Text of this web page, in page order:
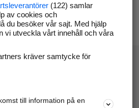
(122) samlar
av cookies och
du besöker vår sajt. Med hjälp
vi utveckla vårt innehåll och våra
kräver samtycke för
till information på en